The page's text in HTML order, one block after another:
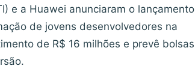
e a Huawei anunciaram o lançamento
de jovens desenvolvedores na
de R$ 16 milhões e prevê bolsas